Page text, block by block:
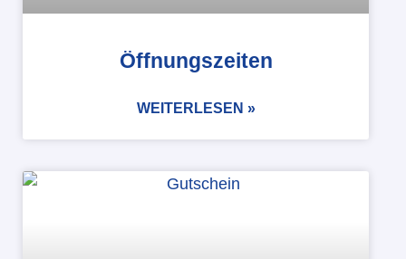
Öffnungszeiten
WEITERLESEN »